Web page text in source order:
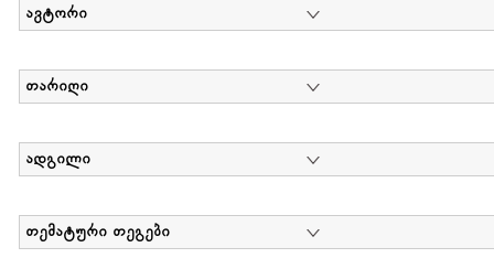
ავტორი
თარიღი
ადგილი
თემატური თეგები